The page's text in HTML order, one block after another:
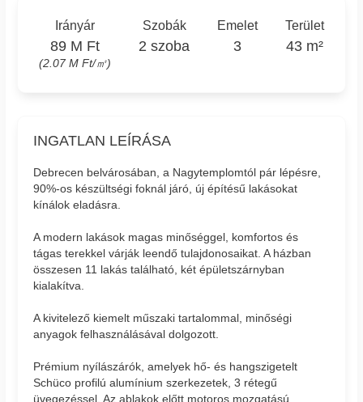
Irányár
89 M Ft
(2.07 M Ft/㎡)
Szobák
2 szoba
Emelet
3
Terület
43 m²
INGATLAN LEÍRÁSA
Debrecen belvárosában, a Nagytemplomtól pár lépésre,
90%-os készültségi foknál járó, új építésű lakásokat
kínálok eladásra.
A modern lakások magas minőséggel, komfortos és
tágas terekkel várják leendő tulajdonosaikat. A házban
összesen 11 lakás található, két épületszárnyban
kialakítva.
A kivitelező kiemelt műszaki tartalommal, minőségi
anyagok felhasználásával dolgozott.
Prémium nyílászárók, amelyek hő- és hangszigetelt
Schüco profilú alumínium szerkezetek, 3 rétegű
üvegezéssel. Az ablakok előtt motoros mozgatású